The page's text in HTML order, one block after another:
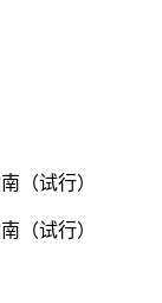
（试行）
（试行）